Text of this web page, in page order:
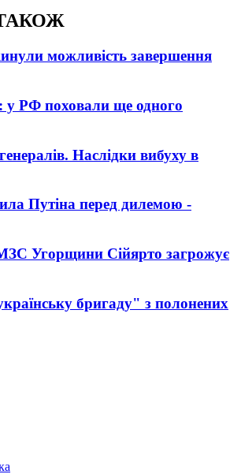
можливість завершення
у РФ поховали ще одного
Наслідки вибуху в
Путіна перед дилемою -
Угорщини Сійярто загрожує
бригаду" з полонених